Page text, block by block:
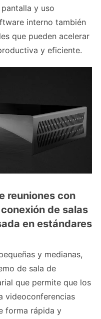
y uso
interno también
que pueden acelerar
y eficiente.
reuniones con
de salas
en estándares
y medianas,
de sala de
que permite que los
videoconferencias
forma rápida y